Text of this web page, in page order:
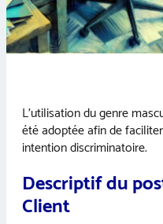
L’utilisation du genre
été adoptée afin de
intention discriminatoire.
Descriptif du
Client